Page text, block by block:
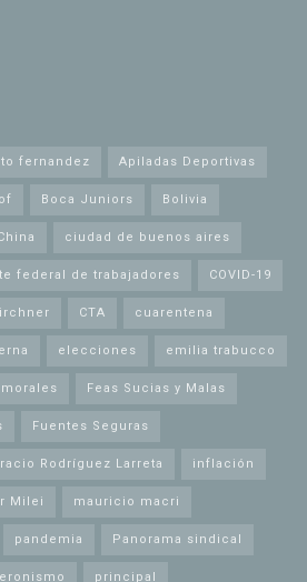
fernandez Apiladas Deportivas
Boca Juniors Bolivia
ciudad de buenos aires
federal de trabajadores COVID-19
CTA cuarentena
elecciones emilia trabucco
Feas Sucias y Malas
Fuentes Seguras
Rodríguez Larreta inflación
Milei mauricio macri
pandemia Panorama sindical
principal